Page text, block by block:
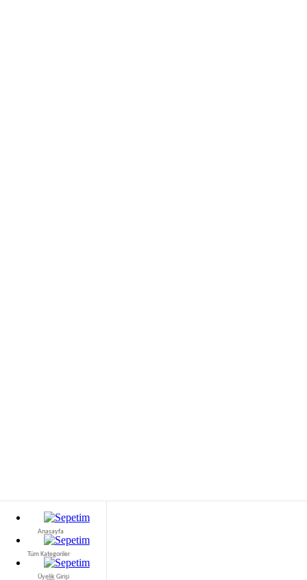
Anasayfa
Tüm Kategoriler
Üyelik Girişi
Web sitemizde size en iyi deneyimi sunabilmemiz için çerezleri kullanıyoruz. Daha fazla